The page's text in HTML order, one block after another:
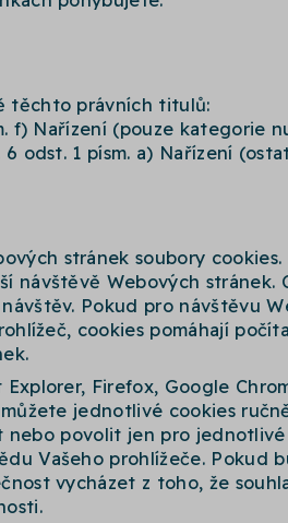
těchto právních titulů:
f) Nařízení (pouze kategorie
odst. 1 písm. a) Nařízení
stránek soubory cookies.
návštěvě Webových stránek.
Pokud pro návštěvu
cookies pomáhají
Firefox, Google
jednotlivé cookies
nebo povolit jen pro
Vašeho prohlížeče. Pokud
vycházet z toho, že